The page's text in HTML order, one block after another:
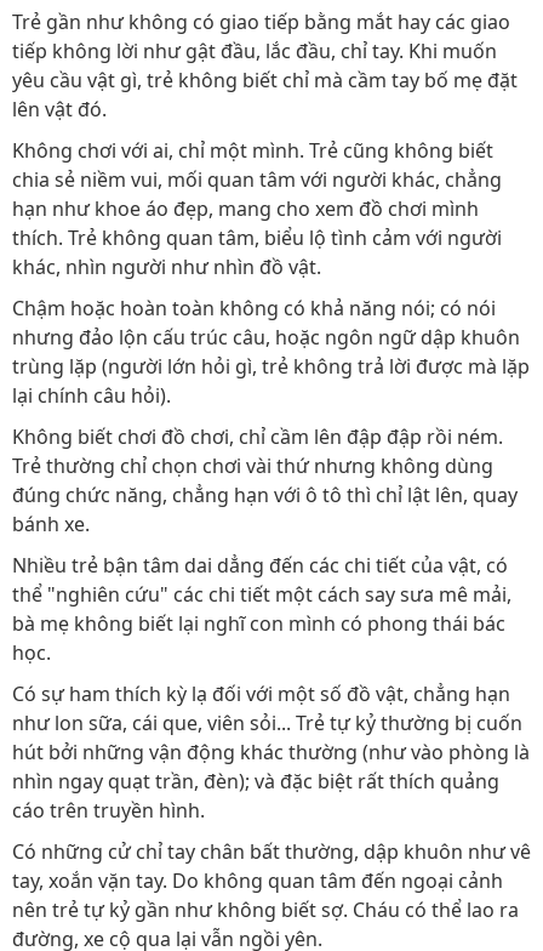
Trẻ gần như không có giao tiếp bằng mắt hay các giao
tiếp không lời như gật đầu, lắc đầu, chỉ tay. Khi muốn
yêu cầu vật gì, trẻ không biết chỉ mà cầm tay bố mẹ đặt
lên vật đó.
Không chơi với ai, chỉ một mình. Trẻ cũng không biết
chia sẻ niềm vui, mối quan tâm với người khác, chẳng
hạn như khoe áo đẹp, mang cho xem đồ chơi mình
thích. Trẻ không quan tâm, biểu lộ tình cảm với người
khác, nhìn người như nhìn đồ vật.
Chậm hoặc hoàn toàn không có khả năng nói; có nói
nhưng đảo lộn cấu trúc câu, hoặc ngôn ngữ dập khuôn
trùng lặp (người lớn hỏi gì, trẻ không trả lời được mà lặp
lại chính câu hỏi).
Không biết chơi đồ chơi, chỉ cầm lên đập đập rồi ném.
Trẻ thường chỉ chọn chơi vài thứ nhưng không dùng
đúng chức năng, chẳng hạn với ô tô thì chỉ lật lên, quay
bánh xe.
Nhiều trẻ bận tâm dai dẳng đến các chi tiết của vật, có
thể "nghiên cứu" các chi tiết một cách say sưa mê mải,
bà mẹ không biết lại nghĩ con mình có phong thái bác
học.
Có sự ham thích kỳ lạ đối với một số đồ vật, chẳng hạn
như lon sữa, cái que, viên sỏi... Trẻ tự kỷ thường bị cuốn
hút bởi những vận động khác thường (như vào phòng là
nhìn ngay quạt trần, đèn); và đặc biệt rất thích quảng
cáo trên truyền hình.
Có những cử chỉ tay chân bất thường, dập khuôn như vê
tay, xoắn vặn tay. Do không quan tâm đến ngoại cảnh
nên trẻ tự kỷ gần như không biết sợ. Cháu có thể lao ra
đường, xe cộ qua lại vẫn ngồi yên.